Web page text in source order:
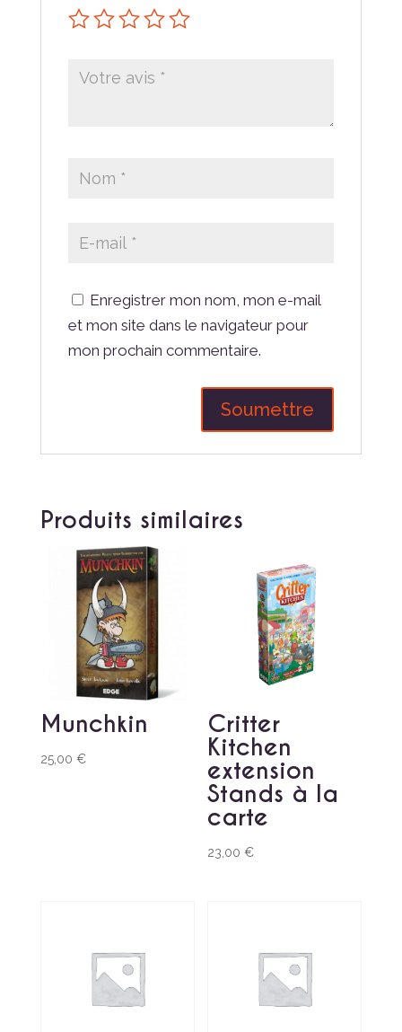
Enregistrer mon nom, mon e-mail
et mon site dans le navigateur pour
mon prochain commentaire.
Produits similaires
Munchkin
25,00 €
Critter
Kitchen
extension
Stands à la
carte
23,00€